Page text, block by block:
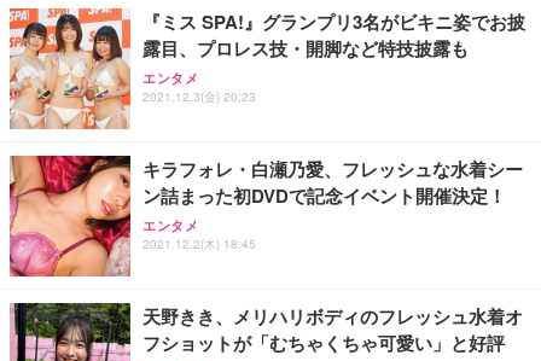
『ミス SPA!』グランプリ3名がビキニ姿でお披
露目、プロレス技・開脚など特技披露も
エンタメ
2021.12.3(金) 20:23
キラフォレ・白瀬乃愛、フレッシュな水着シー
ン詰まった初DVDで記念イベント開催決定！
エンタメ
2021.12.2(木) 18:45
天野きき、メリハリボディのフレッシュ水着オ
フショットが「むちゃくちゃ可愛い」と好評